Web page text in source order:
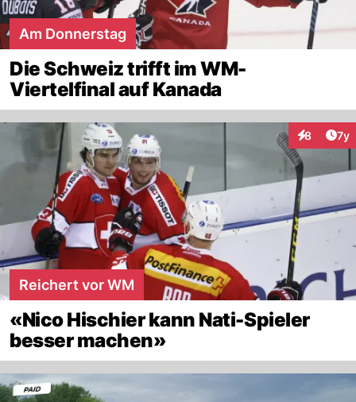
Am Donnerstag
Die Schweiz trifft im WM-
Viertelfinal auf Kanada
8 7y
Reichert vor WM
«Nico Hischier kann Nati-Spieler
besser machen»